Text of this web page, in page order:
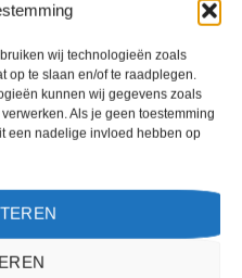
wij technologieën zoals
op te slaan en/of te raadplegen.
kunnen wij gegevens zoals
Als je geen toestemming
een nadelige invloed hebben op
Hotel H-TOP Calella Palace
Gewaardeerd
4uit 5
€380,00
Hotel H-TOP Calella Palace is een 4
sterren accommodatie in Calella. U
380.00 per persoon.